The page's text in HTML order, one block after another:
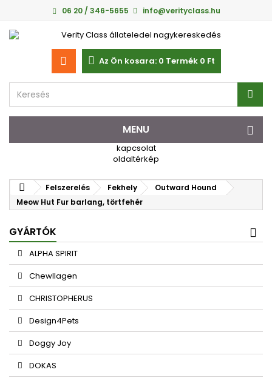
06 20 / 346-5655 info@verityclass.hu
Az Ön kosara: 0 Termék 0 Ft‎
MENU
kapcsolat
oldaltérkép
Felszerelés Fekhely
Outward Hound
Meow Hut Fur barlang, törtfehér
GYÁRTÓK
ALPHA SPIRIT
Chewllagen
CHRISTOPHERUS
Design4Pets
Doggy Joy
DOKAS